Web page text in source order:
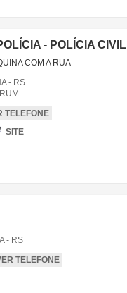
- POLÍCIA CIVIL
COM A RUA
- RS
TELEFONE
SITE
- RS
TELEFONE